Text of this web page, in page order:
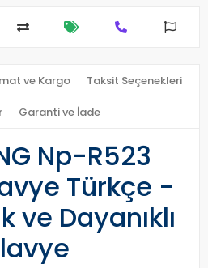
ve Kargo Taksit Seçenekleri
Garanti ve İade
Np-R523
Türkçe -
ve Dayanıklı